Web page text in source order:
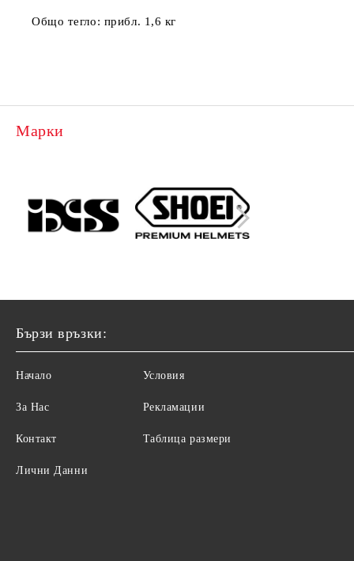
Общо тегло: прибл. 1,6 кг
Марки
Бързи връзки:
Начало
За Нас
Контакт
Лични Данни
Условия
Рекламации
Таблица размери